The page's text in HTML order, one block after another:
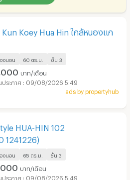
Koey Hua Hin ใกล้หนองแก
งนอน 60 ตร.ม. ชั้น 3
บาท/เดือน
09/08/2026 5:49
ads by propertyhub
HUA-HIN 102
1241226)
งนอน 65 ตร.ม. ชั้น 3
บาท/เดือน
09/08/2026 5:49